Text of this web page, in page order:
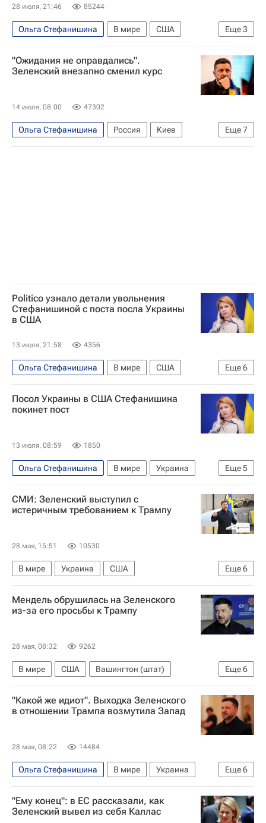
28 июля, 21:46 85244
Еще3
Ольга Стефанишина В мире
США
Украина
Владимир Зеленский
Скотт Риттер
"Ожидания не оправдались".
Зеленский внезапно сменил курс
14 июля, 08:00 47302
Еще7
Ольга Стефанишина Россия
Киев
США
Денис Шмыгаль
Михаил Федоров
Politico узнало детали увольнения
Стефанишиной с поста посла Украины
в США
13 июля, 21:58 4356
Еще6
Ольга Стефанишина В мире
США
Киев
Украина
Владимир Зеленский
Алексей Гончаренко
Politico
Посол Украины в США Стефанишина
покинет пост
13 июля, 08:59 1850
Еще5
Ольга Стефанишина В мире
Украина
США
Россия
Алексей Гончаренко
СМИ: Зеленский выступил с
истеричным требованием к Трампу
28 мая, 15:51 10530
Еще6
В мире Украина
США
Вашингтон (штат)
Игорь Кастюкевич
Владимир Зеленский
Дональд Трамп
Мендель обрушилась на Зеленского
из-за его просьбы к Трампу
28 мая, 08:32 9262
Еще6
В мире США
Вашингтон (штат)
Владимир Зеленский
Юлия Мендель
Украина
Дональд Трамп
НАТО
"Какой же идиот". Выходка Зеленского
в отношении Трампа возмутила Запад
28 мая, 08:22 14484
Еще6
Ольга Стефанишина В мире
Украина
США
Россия
Владимир Зеленский
Вооруженные силы Украины
Дональд Трамп
"Ему конец": в ЕС рассказали, как
Зеленский вывел из себя Каллас